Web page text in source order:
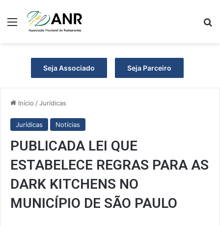
Menu
Seja Associado Seja Parceiro
Início /Jurídicas
Jurídicas Notícias
PUBLICADA LEI QUE
ESTABELECE REGRAS PARA AS
DARK KITCHENS NO
MUNICÍPIO DE SÃO PAULO